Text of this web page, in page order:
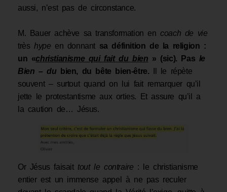
aussi, n’est pas de circonstance.
M. Bauer achève sa transformation en coach de vie
très hype en donnant sa définition de la religion :
un «christianisme qui fait du bien » (sic). Pas le
Bien –du bien, du bête bien-être. Il le répète
souvent – surtout quand on lui fait remarquer qu’il
jette le protestantisme aux orties. Et assure qu’il a
la caution de… Jésus.
Or Jésus faisait tout le contraire : le christianisme
entier est un immense appel à ne pas reculer